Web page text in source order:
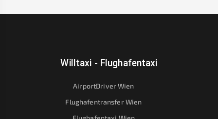
Willtaxi - Flughafentaxi
AirportDriver Wien
Flughafentransfer Wien